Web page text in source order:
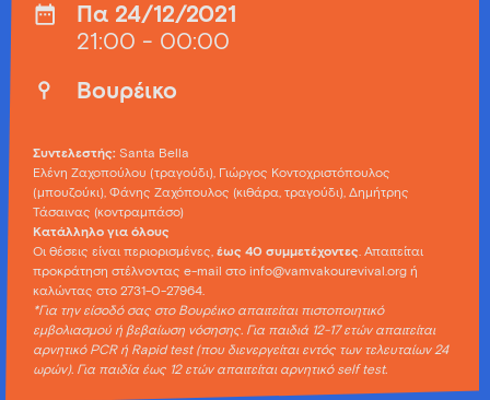
Πα 24/12/2021
21:00 - 00:00
Βουρέικο
Συντελεστής: Santa Bella
Ελένη Ζαχοπούλου (τραγούδι), Γιώργος Κοντοχριστόπουλος
(μπουζούκι), Φάνης Ζαχόπουλος (κιθάρα, τραγούδι), Δημήτρης
Τάσαινας (κοντραμπάσο)
Κατάλληλο για όλους
Οι θέσεις είναι περιορισμένες, έως 40 συμμετέχοντες. Απαιτείται
προκράτηση στέλνοντας e-mail στο info@vamvakourevival.org ή
καλώντας στο 2731-0-27964.
*Για την είσοδό σας στο Βουρέικο απαιτείται πιστοποιητικό
εμβολιασμού ή βεβαίωση νόσησης. Για παιδιά 12-17 ετών απαιτείται
αρνητικό PCR ή Rapid test (που διενεργείται εντός των τελευταίων 24
ωρών). Για παιδία έως 12 ετών απαιτείται αρνητικό self test.